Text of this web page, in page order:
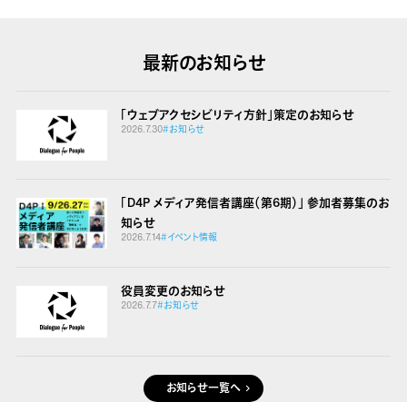
最新のお知らせ
「ウェブアクセシビリティ方針」策定のお知らせ
2026.7.30#お知らせ
「D4P メディア発信者講座（第6期）」 参加者募集のお
知らせ
2026.7.14#イベント情報
役員変更のお知らせ
2026.7.7#お知らせ
お知らせ一覧へ